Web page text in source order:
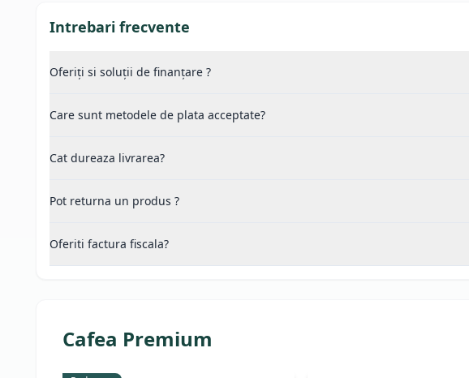
Intrebari frecvente
Oferiți si soluții de finanțare ?
Care sunt metodele de plata acceptate?
Cat dureaza livrarea?
Pot returna un produs ?
Oferiti factura fiscala?
Cafea Premium